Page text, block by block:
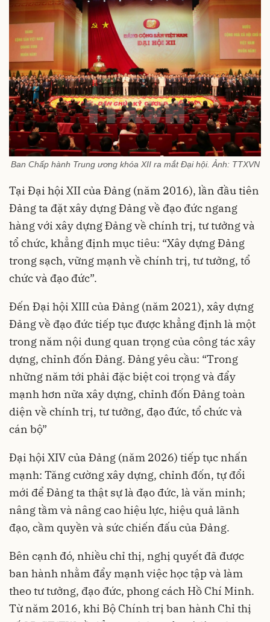
Ban Chấp hành Trung ương khóa XII ra mắt Đại hội. Ảnh: TTXVN
Tại Đại hội XII của Đảng (năm 2016), lần đầu tiên
Đảng ta đặt xây dựng Đảng về đạo đức ngang
hàng với xây dựng Đảng về chính trị, tư tưởng và
tổ chức, khẳng định mục tiêu: “Xây dựng Đảng
trong sạch, vững mạnh về chính trị, tư tưởng, tổ
chức và đạo đức”.
Đến Đại hội XIII của Đảng (năm 2021), xây dựng
Đảng về đạo đức tiếp tục được khẳng định là một
trong năm nội dung quan trọng của công tác xây
dựng, chỉnh đốn Đảng. Đảng yêu cầu: “Trong
những năm tới phải đặc biệt coi trọng và đẩy
mạnh hơn nữa xây dựng, chỉnh đốn Đảng toàn
diện về chính trị, tư tưởng, đạo đức, tổ chức và
cán bộ”
Đại hội XIV của Đảng (năm 2026) tiếp tục nhấn
mạnh: Tăng cường xây dựng, chỉnh đốn, tự đổi
mới để Đảng ta thật sự là đạo đức, là văn minh;
nâng tầm và nâng cao hiệu lực, hiệu quả lãnh
đạo, cầm quyền và sức chiến đấu của Đảng.
Bên cạnh đó, nhiều chỉ thị, nghị quyết đã được
ban hành nhằm đẩy mạnh việc học tập và làm
theo tư tưởng, đạo đức, phong cách Hồ Chí Minh.
Từ năm 2016, khi Bộ Chính trị ban hành Chỉ thị